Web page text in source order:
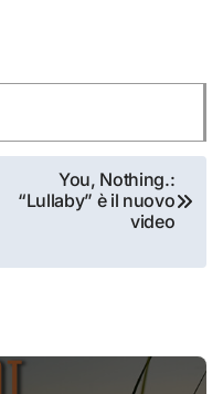
You, Nothing.:
“Lullaby” è il nuovo
video